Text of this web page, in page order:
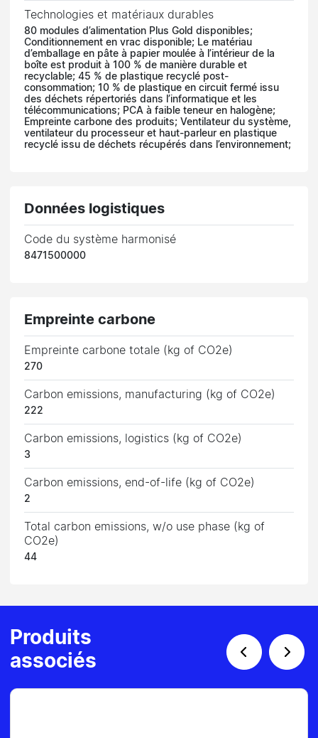
Technologies et matériaux durables
80 modules d’alimentation Plus Gold disponibles;
Conditionnement en vrac disponible; Le matériau
d’emballage en pâte à papier moulée à l’intérieur de la
boîte est produit à 100 % de manière durable et
recyclable; 45 % de plastique recyclé post-
consommation; 10 % de plastique en circuit fermé issu
des déchets répertoriés dans l’informatique et les
télécommunications; PCA à faible teneur en halogène;
Empreinte carbone des produits; Ventilateur du système,
ventilateur du processeur et haut-parleur en plastique
recyclé issu de déchets récupérés dans l’environnement;
Données logistiques
Code du système harmonisé
8471500000
Empreinte carbone
Empreinte carbone totale (kg of CO2e)
270
Carbon emissions, manufacturing (kg of CO2e)
222
Carbon emissions, logistics (kg of CO2e)
3
Carbon emissions, end-of-life (kg of CO2e)
2
Total carbon emissions, w/o use phase (kg of
CO2e)
44
Produits
associés